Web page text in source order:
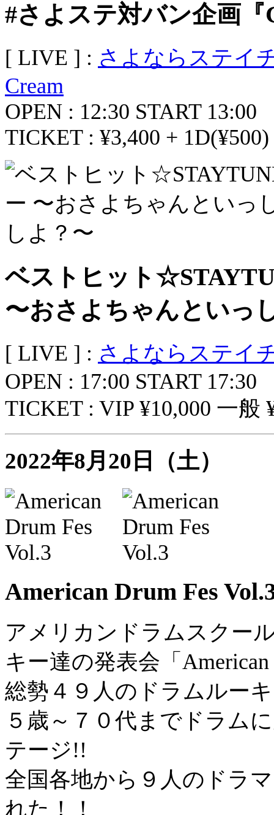
#さよステ対バン企画
[ LIVE ] : さよならステイ
Cream
OPEN : 12:30 START 13:00
TICKET : ¥3,400 + 1D(¥500)
ベストヒット
〜おさよちゃんといっ
[ LIVE ] : さよならステイ
OPEN : 17:00 START 17:30
TICKET : VIP ¥10,000 一般
2022年8月20日（土）
American Drum Fes
アメリカンドラムスクー
キー達の発表会「
総勢４９人のドラムルー
５歳～７０代までドラム
テージ!!
全国各地から９人のドラ
れた！！